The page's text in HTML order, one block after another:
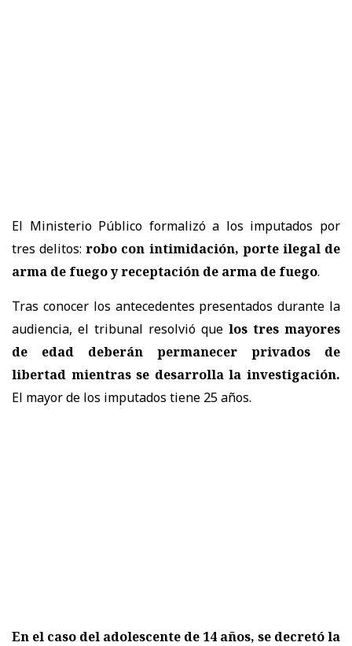
El Ministerio Público formalizó a los imputados por
tres delitos:robo con intimidación, porte ilegal de
arma de fuego y receptación de arma de fuego.
Tras conocer los antecedentes presentados durante la
audiencia, el tribunal resolvió que los tres mayores
de edad deberán permanecer privados de
libertad mientras se desarrolla la investigación.
El mayor de los imputados tiene 25 años.
En el caso del adolescente de 14 años, se decretó la